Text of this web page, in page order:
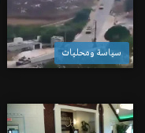
سياسة ومحليات